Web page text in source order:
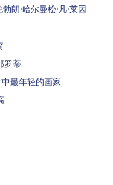
朗·哈尔曼松·凡·莱因
罗蒂
最年轻的画家